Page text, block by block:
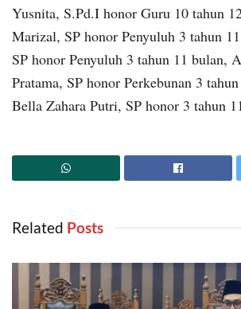
Yusnita, S.Pd.I honor Guru 10 tahun
Marizal, SP honor Penyuluh 3 tahun
SP honor Penyuluh 3 tahun 11 bulan,
Pratama, SP honor Perkebunan 3
Bella Zahara Putri, SP honor 3 tahun
Related ‎ Posts